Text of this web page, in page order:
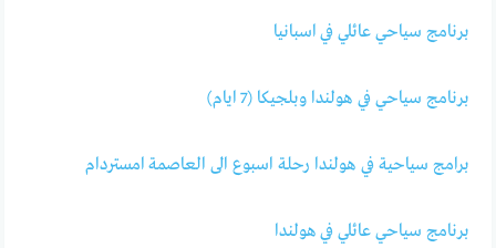
برنامج سياحي عائلي في اسبانيا
برنامج سياحي في هولندا وبلجيكا (7 ايام)
برامج سياحية في هولندا رحلة اسبوع الى العاصمة امستردام
برنامج سياحي عائلي في هولندا